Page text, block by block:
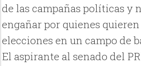
de las campañas políticas y
engañar por quienes
elecciones en un campo de
El aspirante al senado del